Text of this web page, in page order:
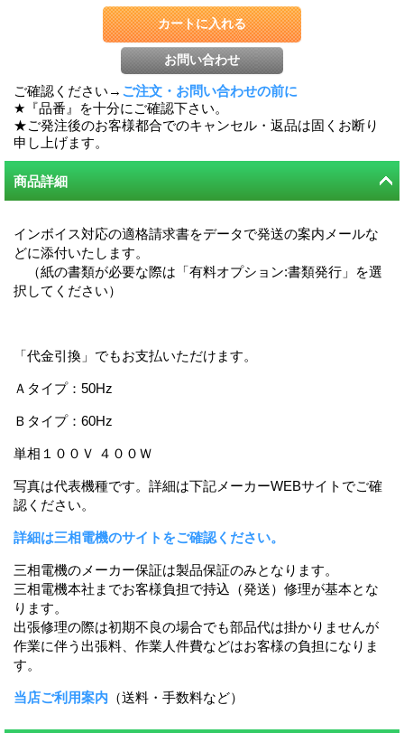
ご確認ください→ ご注文・お問い合わせの前に
★『品番』を十分にご確認下さい。
★ご発注後のお客様都合でのキャンセル・返品は固くお断り
申し上げます。
商品詳細
インボイス対応の適格請求書をデータで発送の案内メールな
どに添付いたします。
（紙の書類が必要な際は「有料オプション:書類発行」を選
択してください）
「代金引換」でもお支払いただけます。
Ａタイプ：50Hz
Ｂタイプ：60Hz
単相１００Ｖ ４００Ｗ
写真は代表機種です。詳細は下記メーカーWEBサイトでご確
認ください。
詳細は三相電機のサイトをご確認ください。
三相電機のメーカー保証は製品保証のみとなります。
三相電機本社までお客様負担で持込（発送）修理が基本とな
ります。
出張修理の際は初期不良の場合でも部品代は掛かりませんが
作業に伴う出張料、作業人件費などはお客様の負担になりま
す。
当店ご利用案内 （送料・手数料など）